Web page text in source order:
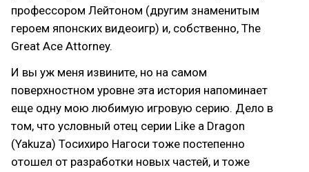
профессором Лейтоном (другим знаменитым
героем японских видеоигр) и, собственно, The
Great Ace Attorney.
И вы уж меня извините, но на самом
поверхностном уровне эта история напоминает
еще одну мою любимую игровую серию. Дело в
том, что условный отец серии Like a Dragon
(Yakuza) Тосихиро Нагоси тоже постепенно
отошел от разработки новых частей, и тоже